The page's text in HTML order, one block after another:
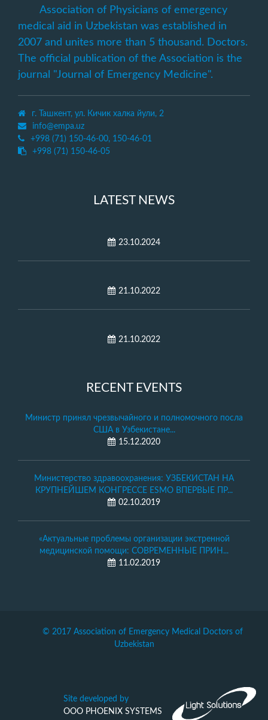
Association of Physicians of emergency
medical aid in Uzbekistan was established in
2007 and unites more than 5 thousand. Doctors.
The official publication of the Association is the
journal "Journal of Emergency Medicine".
г. Ташкент, ул. Кичик халка йули, 2
info@empa.uz
+998 (71) 150-46-00, 150-46-01
+998 (71) 150-46-05
LATEST NEWS
23.10.2024
21.10.2022
21.10.2022
RECENT EVENTS
Министр принял чрезвычайного и полномочного посла
США в Узбекистане...
15.12.2020
Министерство здравоохранения: УЗБЕКИСТАН НА
КРУПНЕЙШЕМ КОНГРЕССЕ ESMO ВПЕРВЫЕ ПР...
02.10.2019
«Актуальные проблемы организации экстренной
медицинской помощи: СОВРЕМЕННЫЕ ПРИН...
11.02.2019
© 2017 Association of Emergency Medical Doctors of
Uzbekistan
Site developed by
ООО PHOENIX SYSTEMS